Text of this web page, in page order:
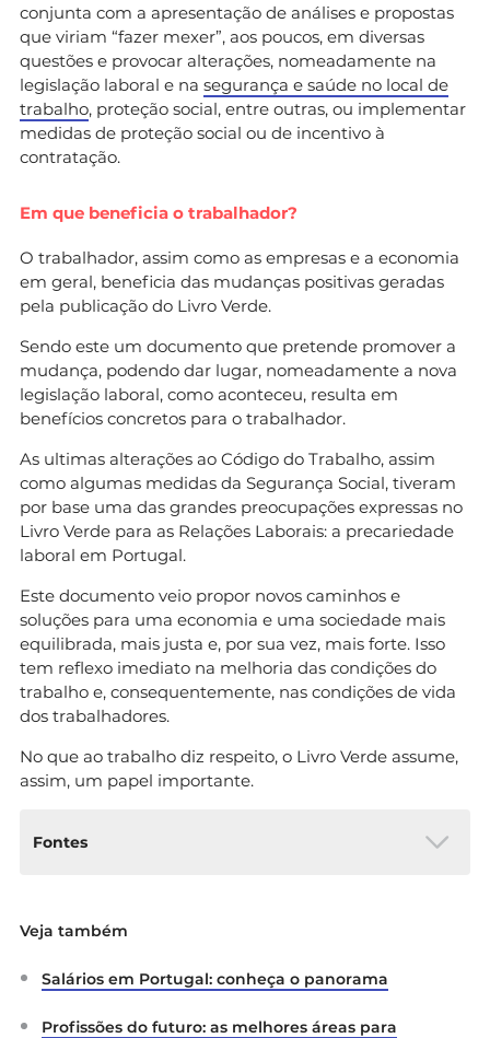
conjunta com a apresentação de análises e propostas
que viriam “fazer mexer”, aos poucos, em diversas
questões e provocar alterações, nomeadamente na
legislação laboral e na segurança e saúde no local de
trabalho, proteção social, entre outras, ou implementar
medidas de proteção social ou de incentivo à
contratação.
Em que beneficia o trabalhador?
O trabalhador, assim como as empresas e a economia
em geral, beneficia das mudanças positivas geradas
pela publicação do Livro Verde.
Sendo este um documento que pretende promover a
mudança, podendo dar lugar, nomeadamente a nova
legislação laboral, como aconteceu, resulta em
benefícios concretos para o trabalhador.
As ultimas alterações ao Código do Trabalho, assim
como algumas medidas da Segurança Social, tiveram
por base uma das grandes preocupações expressas no
Livro Verde para as Relações Laborais: a precariedade
laboral em Portugal.
Este documento veio propor novos caminhos e
soluções para uma economia e uma sociedade mais
equilibrada, mais justa e, por sua vez, mais forte. Isso
tem reflexo imediato na melhoria das condições do
trabalho e, consequentemente, nas condições de vida
dos trabalhadores.
No que ao trabalho diz respeito, o Livro Verde assume,
assim, um papel importante.
Fontes
Veja também
Salários em Portugal: conheça o panorama
Profissões do futuro: as melhores áreas para